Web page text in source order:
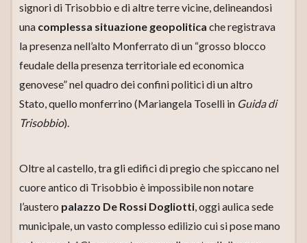
signori di Trisobbio e di altre terre vicine, delineandosi
una complessa situazione geopolitica che registrava
la presenza nell’alto Monferrato di un “grosso blocco
feudale della presenza territoriale ed economica
genovese” nel quadro dei confini politici di un altro
Stato, quello monferrino (Mariangela Toselli in Guida di
Trisobbio).
Oltre al castello, tra gli edifici di pregio che spiccano nel
cuore antico di Trisobbio è impossibile non notare
l’austero palazzo De Rossi Dogliotti, oggi aulica sede
municipale, un vasto complesso edilizio cui si pose mano